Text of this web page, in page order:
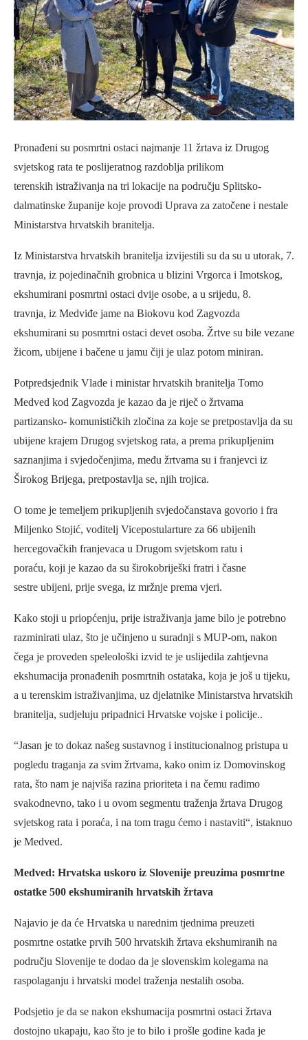
Pronađeni su posmrtni ostaci najmanje 11 žrtava iz Drugog
svjetskog rata te poslijeratnog razdoblja prilikom
terenskih istraživanja na tri lokacije na području Splitsko-
dalmatinske županije koje provodi Uprava za zatočene i nestale
Ministarstva hrvatskih branitelja.
Iz Ministarstva hrvatskih branitelja izvijestili su da su u utorak, 7.
travnja, iz pojedinačnih grobnica u blizini Vrgorca i Imotskog,
ekshumirani posmrtni ostaci dvije osobe, a u srijedu, 8.
travnja, iz Medviđe jame na Biokovu kod Zagvozda
ekshumirani su posmrtni ostaci devet osoba. Žrtve su bile vezane
žicom, ubijene i bačene u jamu čiji je ulaz potom miniran.
Potpredsjednik Vlade i ministar hrvatskih branitelja Tomo
Medved kod Zagvozda je kazao da je riječ o žrtvama
partizansko- komunističkih zločina za koje se pretpostavlja da su
ubijene krajem Drugog svjetskog rata, a prema prikupljenim
saznanjima i svjedočenjima, među žrtvama su i franjevci iz
Širokog Brijega, pretpostavlja se, njih trojica.
O tome je temeljem prikupljenih svjedočanstava govorio i fra
Miljenko Stojić, voditelj Vicepostularture za 66 ubijenih
hercegovačkih franjevaca u Drugom svjetskom ratu i
poraću, koji je kazao da su širokobriješki fratri i časne
sestre ubijeni, prije svega, iz mržnje prema vjeri.
Kako stoji u priopćenju, prije istraživanja jame bilo je potrebno
razminirati ulaz, što je učinjeno u suradnji s MUP-om, nakon
čega je proveden speleološki izvid te je uslijedila zahtjevna
ekshumacija pronađenih posmrtnih ostataka, koja je još u tijeku,
a u terenskim istraživanjima, uz djelatnike Ministarstva hrvatskih
branitelja, sudjeluju pripadnici Hrvatske vojske i policije..
“Jasan je to dokaz našeg sustavnog i institucionalnog pristupa u
pogledu traganja za svim žrtvama, kako onim iz Domovinskog
rata, što nam je najviša razina prioriteta i na čemu radimo
svakodnevno, tako i u ovom segmentu traženja žrtava Drugog
svjetskog rata i poraća, i na tom tragu ćemo i nastaviti“, istaknuo
je Medved.
Medved: Hrvatska uskoro iz Slovenije preuzima posmrtne
ostatke 500 ekshumiranih hrvatskih žrtava
Najavio je da će Hrvatska u narednim tjednima preuzeti
posmrtne ostatke prvih 500 hrvatskih žrtava ekshumiranih na
području Slovenije te dodao da je slovenskim kolegama na
raspolaganju i hrvatski model traženja nestalih osoba.
Podsjetio je da se nakon ekshumacija posmrtni ostaci žrtava
dostojno ukapaju, kao što je to bilo i prošle godine kada je